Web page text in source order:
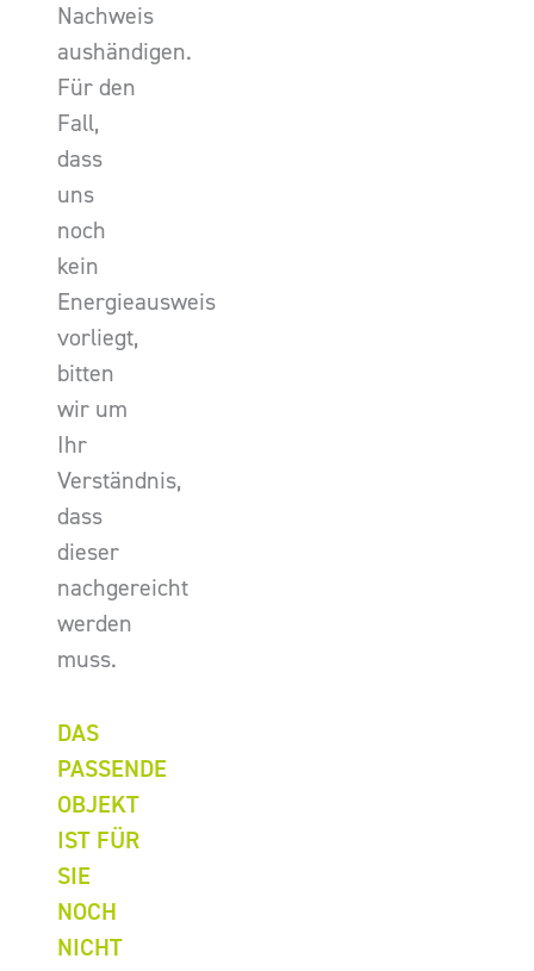
Nachweis
aushändigen.
Für den
Fall,
dass
uns
noch
kein
Energieausweis
vorliegt,
bitten
wir um
Ihr
Verständnis,
dass
dieser
nachgereicht
werden
muss.
DAS
PASSENDE
OBJEKT
IST FÜR
SIE
NOCH
NICHT